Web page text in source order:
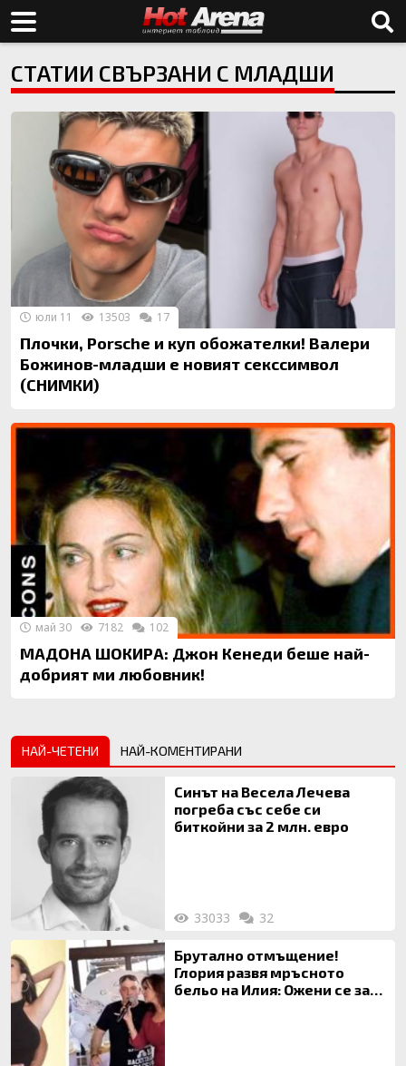
СТАТИИ СВЪРЗАНИ С МЛАДШИ
Плочки, Porsche и куп обожателки! Валери
Божинов-младши е новият секссимвол
(СНИМКИ)
юли 11 13503 17
МАДОНА ШОКИРА: Джон Кенеди беше най-
добрият ми любовник!
май 30 7182 102
НАЙ-ЧЕТЕНИ НАЙ-КОМЕНТИРАНИ
Синът на Весела Лечева
погреба със себе си
биткойни за 2 млн. евро
33033 32
Брутално отмъщение!
Глория развя мръсното
бельо на Илия: Ожени се за